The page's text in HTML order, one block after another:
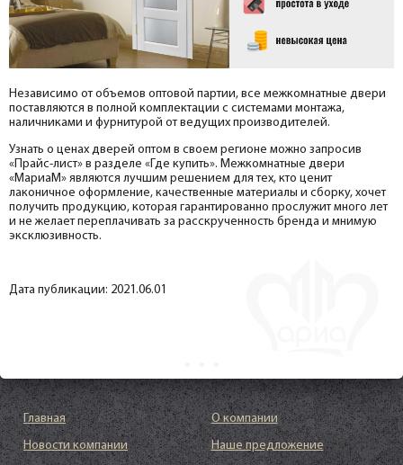
Независимо от объемов оптовой партии, все межкомнатные двери
поставляются в полной комплектации с системами монтажа,
наличниками и фурнитурой от ведущих производителей.
Узнать о ценах дверей оптом в своем регионе можно запросив
«Прайс-лист» в разделе «Где купить». Межкомнатные двери
«МариаМ» являются лучшим решением для тех, кто ценит
лаконичное оформление, качественные материалы и сборку, хочет
получить продукцию, которая гарантированно прослужит много лет
и не желает переплачивать за расскрученность бренда и мнимую
эксклюзивность.
Дата публикации: 2021.06.01
Главная
О компании
Новости компании
Наше предложение